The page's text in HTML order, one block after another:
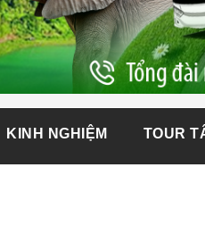
KINH NGHIỆM TOUR